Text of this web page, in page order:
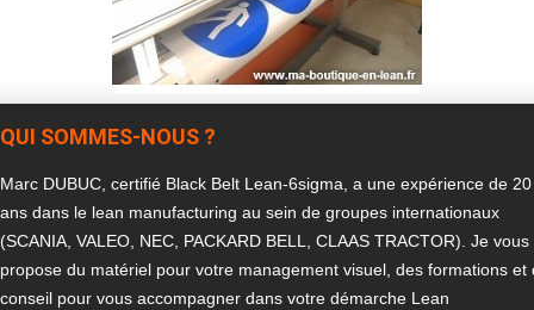
QUI SOMMES-NOUS ?
Marc DUBUC, certifié Black Belt Lean-6sigma, a une expérience de 20
ans dans le lean manufacturing au sein de groupes internationaux
(SCANIA, VALEO, NEC, PACKARD BELL, CLAAS TRACTOR). Je vous
propose du matériel pour votre management visuel, des formations et
conseil pour vous accompagner dans votre démarche Lean